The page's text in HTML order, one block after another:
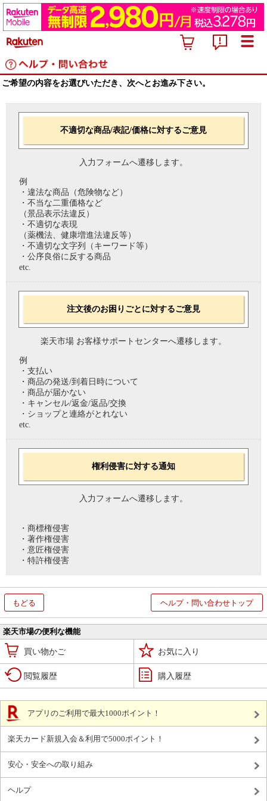
ご希望の内容をお選びいただき、次へとお進み下さい。
不適切な商品/表記/価格に対するご意見
入力フォームへ遷移します。
例
・違法な商品（危険物など）
・不当な二重価格など
（景品表示法違反）
・不適切な表現
（薬機法、健康増進法違反等）
・不適切な文字列（キーワード等）
・公序良俗に反する商品
etc.
注文後のお困りごとに対するご意見
楽天市場 お客様サポートセンターへ遷移します。
例
・支払い
・商品の発送/到着日時について
・商品が届かない
・キャンセル/返金/返品/交換
・ショップと連絡がとれない
etc.
権利侵害に対する通知
入力フォームへ遷移します。
・商標権侵害
・著作権侵害
・意匠権侵害
・特許権侵害
もどる ヘルプ・問い合わせトップ
楽天市場の便利な機能
買い物かご お気に入り
閲覧履歴 購入履歴
アプリのご利用で最大1000ポイント！
楽天カード新規入会＆利用で5000ポイント！
安心・安全への取り組み
ヘルプ